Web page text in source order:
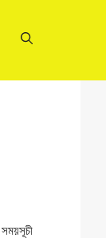
সময়সূচী